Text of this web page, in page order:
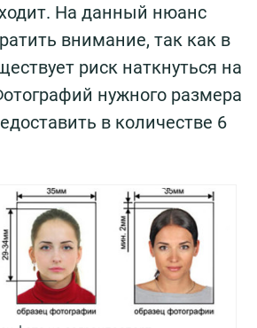
На данный нюанс
внимание, так как в
риск наткнуться на
нужного размера
в количестве 6